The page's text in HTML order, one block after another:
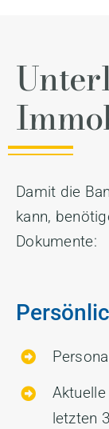
Damit die
kann,
Dokumente:
letzten